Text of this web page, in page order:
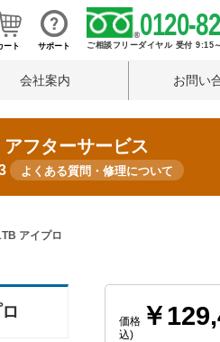
ート サポート
0120-
ご相談フリーダイヤル 受付 9:15
会社案内 お問い
フターサービス
よくある質問・修理について
アイプロ
価格 ￥
込)